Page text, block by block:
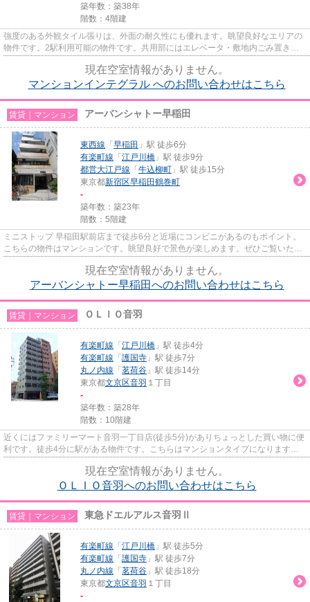
築年数：築38年
階数：4階建
強度のある外観タイル張りは、外面の耐久性にも優れます。眺望良好なエリアの
物件です。2駅利用可能の物件です。共用部にはエレベータ・敷地内ごみ置き場
現在空室情報がありません。
マンションインテグラル へのお問い合わせはこちら
賃貸｜マンション アーバンシャトー早稲田
東西線 「 早稲田 」駅 徒歩6分
有楽町線 「 江戸川橋 」駅 徒歩9分
都営大江戸線 「 牛込柳町 」駅 徒歩15分
東京都新宿区早稲田鶴巻町
-
築年数：築23年
階数：5階建
ミニストップ 早稲田駅前店まで徒歩6分と近場にコンビニがあるのもポイント。
こちらの物件はマンションです。眺望良好で景色が楽しめます。ぜひご覧いただ
現在空室情報がありません。
アーバンシャトー早稲田へのお問い合わせはこちら
賃貸｜マンション ＯＬＩＯ音羽
有楽町線 「 江戸川橋 」駅 徒歩4分
有楽町線 「 護国寺 」駅 徒歩7分
丸ノ内線 「 茗荷谷 」駅 徒歩14分
東京都文京区音羽 １丁目
-
築年数：築28年
階数：10階建
近くにはファミリーマート音羽一丁目店(徒歩5分)がありちょっとした買い物に便
利です。徒歩4分に駅がある物件です。こちらはマンションタイプになります。
現在空室情報がありません。
ＯＬＩＯ音羽へのお問い合わせはこちら
賃貸｜マンション 東急ドエルアルス音羽Ⅱ
有楽町線 「 江戸川橋 」駅 徒歩5分
有楽町線 「 護国寺 」駅 徒歩7分
丸ノ内線 「 茗荷谷 」駅 徒歩18分
東京都文京区音羽 １丁目
-